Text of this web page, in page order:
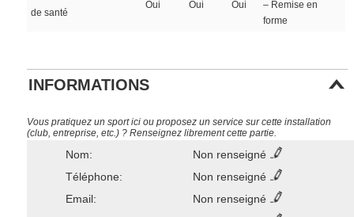
de santé
Oui Oui Oui
– Remise en
forme
INFORMATIONS
Vous pratiquez un sport ici ou proposez un service sur cette installation
(club, entreprise, etc.) ? Renseignez librement cette partie.
Nom:
Non renseigné
Téléphone:
Non renseigné
Email:
Non renseigné